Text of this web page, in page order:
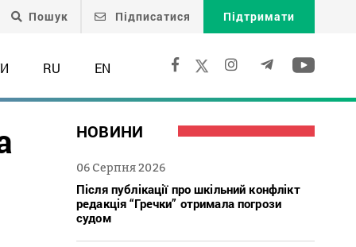
Пошук Підписатися Підтримати
RU EN
НОВИНИ
06 Серпня 2026
Після публікації про шкільний конфлікт
редакція “Гречки” отримала погрози
судом